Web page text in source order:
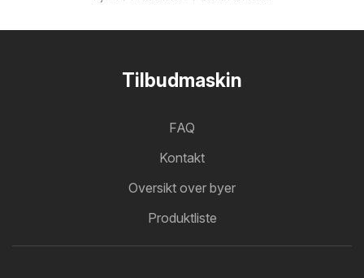
Tilbudmaskin
FAQ
Kontakt
Oversikt over byer
Produktliste